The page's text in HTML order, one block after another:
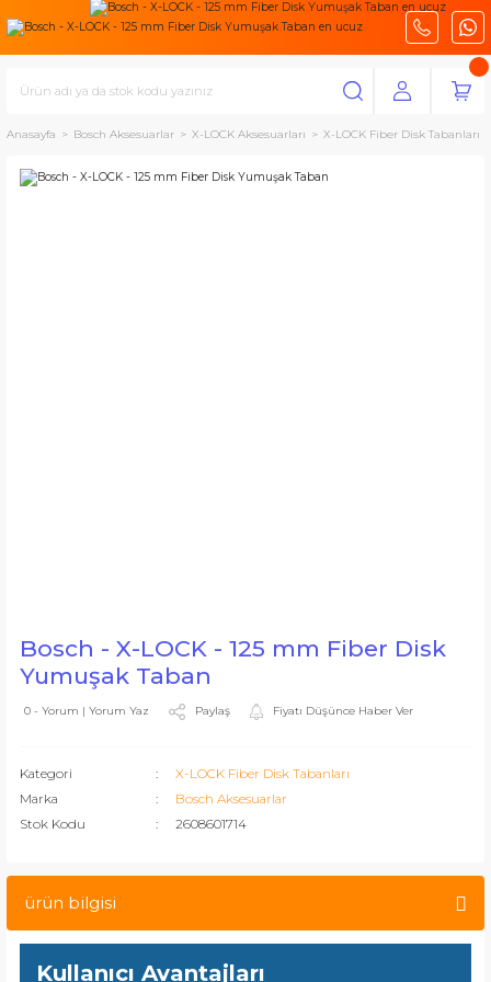
Anasayfa Bosch Aksesuarlar X-LOCK Aksesuarları X-LOCK Fiber Disk Tabanları
Bosch - X-LOCK - 125 mm Fiber Disk
Yumuşak Taban
0 - Yorum | Yorum Yaz Paylaş Fiyatı Düşünce Haber Ver
Kategori
X-LOCK Fiber Disk Tabanları
Marka
Bosch Aksesuarlar
Stok Kodu
2608601714
ürün bilgisi
Kullanıcı Avantajları